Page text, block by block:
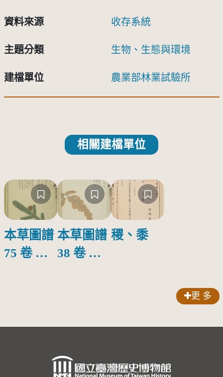
資料來源 收存系統
主題分類 生物、生態與環境
建檔單位 農業部林業試驗所
相關建檔單位
本草圖譜
75 卷 香
本草圖譜
38 卷 穀
稷、黍
更 多